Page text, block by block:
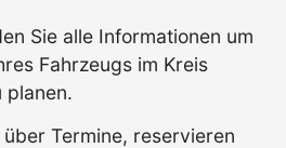
Sie alle Informationen um
Fahrzeugs im Kreis
planen.
Termine, reservieren